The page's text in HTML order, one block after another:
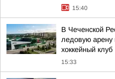
15:40
В Чеченской
ледовую
хоккейный клуб
15:33